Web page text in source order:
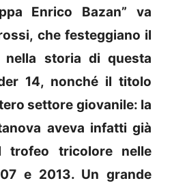
Enrico Bazan” va
che festeggiano il
nella storia di questa
14, nonché il titolo
settore giovanile: la
aveva infatti già
tricolore nelle
e 2013. Un grande